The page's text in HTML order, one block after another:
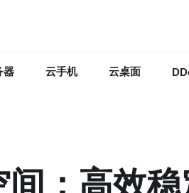
器 云手机 云桌面
：高效